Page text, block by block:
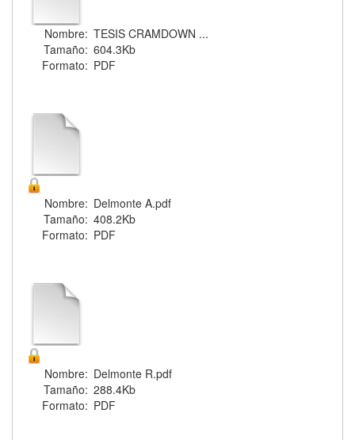
Nombre: TESIS CRAMDOWN ...
Tamaño: 604.3Kb
Formato: PDF
Nombre: Delmonte A.pdf
Tamaño: 408.2Kb
Formato: PDF
Nombre: Delmonte R.pdf
Tamaño: 288.4Kb
Formato: PDF